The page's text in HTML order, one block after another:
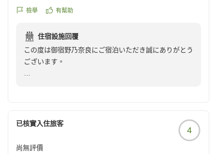
も十分広かった。
クチコミの詳細はこちらから
https://review.travel.rakuten.co.jp/hotel/voice/164657?
reviewId=33123478540851
檢舉 有幫助
住宿設施回覆
この度は御宿野乃奈良にご宿泊いただき誠にありがとう
ございます。
朝食につきましても、お味をお褒めいただきスタッフ一
同大変励みになります。品数についてのご意見は、今後
已核實入住旅客
4
尚無評價